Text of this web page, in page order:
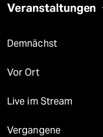
Veranstaltungen
Demnächst
Vor Ort
Live im Stream
Vergangene